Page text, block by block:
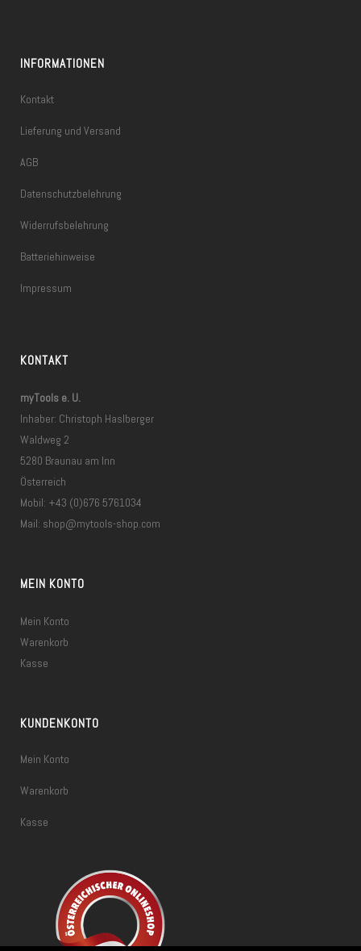
INFORMATIONEN
Kontakt
Lieferung und Versand
AGB
Datenschutzbelehrung
Widerrufsbelehrung
Batteriehinweise
Impressum
KONTAKT
myTools e. U.
Inhaber: Christoph Haslberger
Waldweg 2
5280 Braunau am Inn
Österreich
Mobil: +43 (0)676 5761034
Mail: shop@mytools-shop.com
MEIN KONTO
Mein Konto
Warenkorb
Kasse
KUNDENKONTO
Mein Konto
Warenkorb
Kasse